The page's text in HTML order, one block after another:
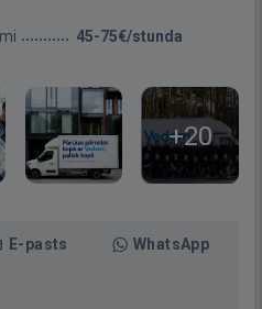
45-75€/stunda
+20
E-pasts WhatsApp